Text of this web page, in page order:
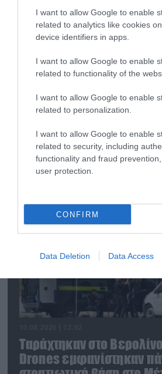
I want to allow Google to enable
related to analytics like cookies
device identifiers in apps.
I want to allow Google to enable
related to functionality of the
I want to allow Google to enable
related to personalization.
I want to allow Google to enable
related to security, including
functionality and fraud
user protection.
CONFIRM
Data Deletion Data Access
12.05.2025 | 23:30
O M.Νετανιάχου θα στείλει
διαπραγματευτική ομάδα
Η ανακοίνωση του γραφείου
Ταράχτηκαν στο
Drones εμφανίστηκαν